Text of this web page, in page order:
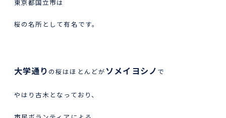
東京都国立市は
桜の名所として有名です。
大学通り の桜はほとんどがソメイヨシノ で
やはり古木となっており、